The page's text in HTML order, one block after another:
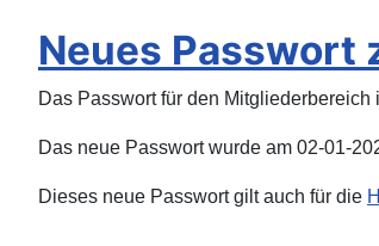
Neues Passwort
Das Passwort für den
Das neue Passwort wurde am 02-01-
Dieses neue Passwort gilt auch für die